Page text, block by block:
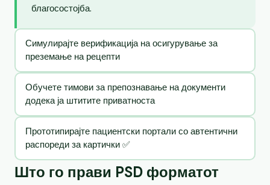
благосостојба.
Симулирајте верификација на осигурување за
преземање на рецепти
Обучете тимови за препознавање на документи
додека ја штитите приватноста
Прототипирајте пациентски портали со автентични
распореди за картички ✅
Што го прави PSD форматот